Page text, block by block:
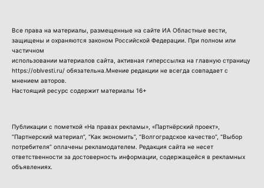
Все права на материалы, размещенные на сайте ИА Областные вести,
защищены и охраняются законом Российской Федерации. При полном или
частичном
использовании материалов сайта, активная гиперссылка на главную страницу
https://oblvesti.ru/ обязательна.Мнение редакции не всегда совпадает с
мнением авторов.
Настоящий ресурс содержит материалы 16+
Публикации с пометкой «На правах рекламы», «Партнёрский проект»,
“Партнерский материал”, “Как экономить”, “Волгоградское качество”, “Выбор
потребителя” оплачены рекламодателем. Редакция сайта не несет
ответственности за достоверность информации, содержащейся в рекламных
объявлениях.